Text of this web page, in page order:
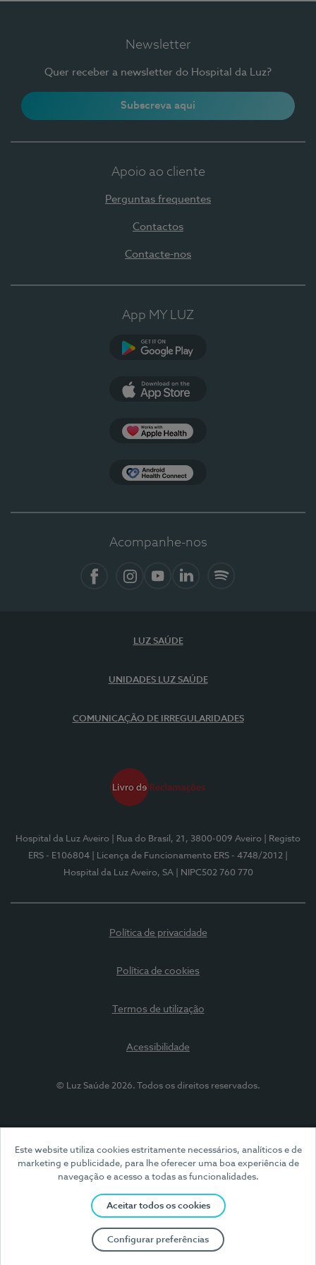
Este website utiliza cookies estritamente necessários, analíticos e de
marketing e publicidade, para lhe oferecer uma boa experiência de
navegação e acesso a todas as funcionalidades.
Aceitar todos os cookies
Configurar preferências
Newsletter
Quer receber a newsletter do Hospital da Luz?
Subscreva aqui
Apoio ao cliente
Perguntas frequentes
Contactos
Contacte-nos
App MY LUZ
Acompanhe-nos
LUZ SAÚDE
UNIDADES LUZ SAÚDE
COMUNICAÇÃO DE IRREGULARIDADES
Hospital da Luz Aveiro | Rua do Brasil, 21, 3800-009 Aveiro
| Registo
ERS - E106804
| Licença de Funcionamento ERS - 4748/2012
Hospital da Luz Aveiro, SA
| NIPC502 760 770
Política de privacidade
Política de cookies
Termos de utilização
Acessibilidade
© Luz Saúde 2026. Todos os direitos reservados.